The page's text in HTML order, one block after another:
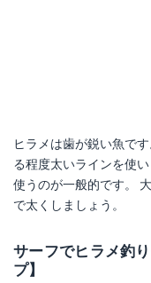
ヒラメは歯が鋭い魚で
る程度太いラインを使
使うのが一般的です。
で太くしましょう。
サーフでヒラメ
プ】